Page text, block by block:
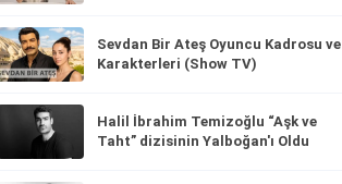
Sevdan Bir Ateş Oyuncu Kadrosu ve
Karakterleri (Show TV)
Halil İbrahim Temizoğlu “Aşk ve
Taht” dizisinin Yalboğan'ı Oldu